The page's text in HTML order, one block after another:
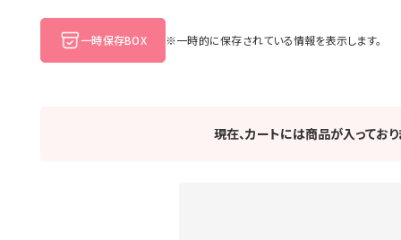
一時保存BOX ※一時的に保存されている情報を表示します。
現在、カートには商品が入ってお